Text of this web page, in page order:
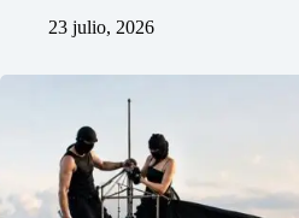
23 julio, 2026